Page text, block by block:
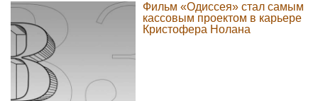
Фильм «Одиссея» стал самым
кассовым проектом в карьере
Кристофера Нолана